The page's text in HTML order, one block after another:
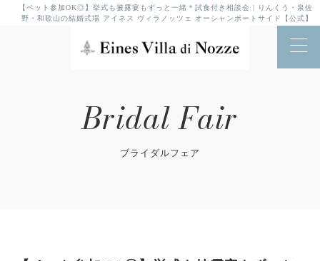
【ペット参加OK◎】挙式も披露宴もずっと一緒＊試食付き相談会 | りんくう・泉佐
野・和歌山の結婚式場 アイネス ヴィラノッツェ オーシャンポートサイド【公式】
Bridal Fair
ブライダルフェア